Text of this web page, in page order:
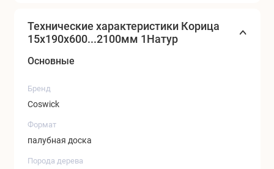
Технические характеристики Корица
15x190x600...2100мм 1Натур
Основные
Бренд
Coswick
Формат
палубная доска
Порода дерева